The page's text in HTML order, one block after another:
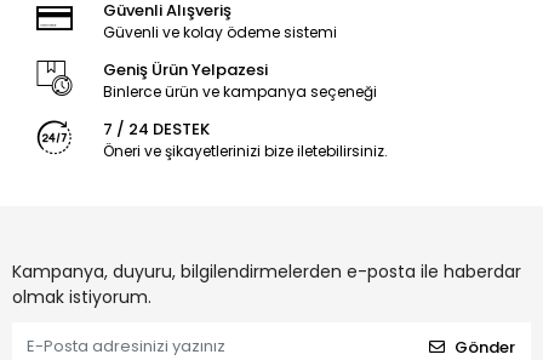
Güvenli Alışveriş
Güvenli ve kolay ödeme sistemi
Geniş Ürün Yelpazesi
Binlerce ürün ve kampanya seçeneği
7 / 24 DESTEK
Öneri ve şikayetlerinizi bize iletebilirsiniz.
Kampanya, duyuru, bilgilendirmelerden e-posta ile haberdar
olmak istiyorum.
Gönder